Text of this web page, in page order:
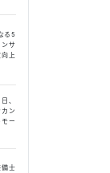
る5
サ
上
、
カン
ー
士